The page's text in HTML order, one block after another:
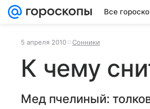
Все
5 апреля 2010 Сонники
К чему
Мед пчелиный: